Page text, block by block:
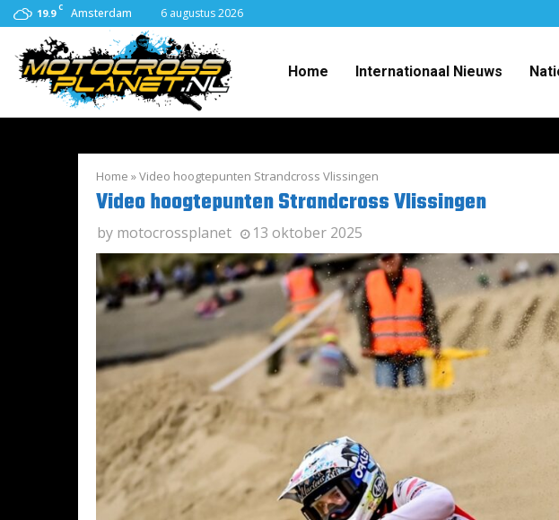
19.9 C Amsterdam 6 augustus 2026
Home Internationaal Nieuws
Home »Video hoogtepunten Strandcross Vlissingen
Video hoogtepunten Strandcross Vlissingen
by motocrossplanet 13 oktober 2025